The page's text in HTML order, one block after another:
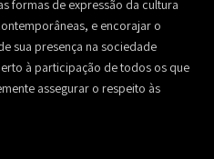
formas de expressão da cultura
e encorajar o
sua presença na sociedade
à participação de todos os que
assegurar o respeito às